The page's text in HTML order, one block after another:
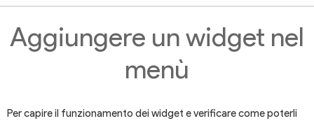
Aggiungere un widget nel
menù
Per capire il funzionamento dei widget e verificare come poterli